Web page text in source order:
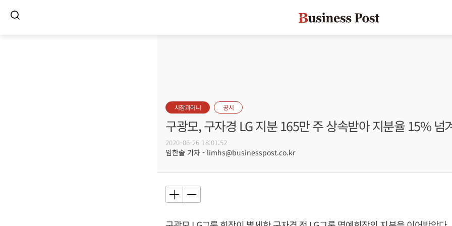
시장과머니 공시
구광모, 구자경 LG 지분 165만 주 상속받아 지분율 15% 넘
2020-06-26 18:01:52
임한솔 기자 - limhs@businesspost.co.kr